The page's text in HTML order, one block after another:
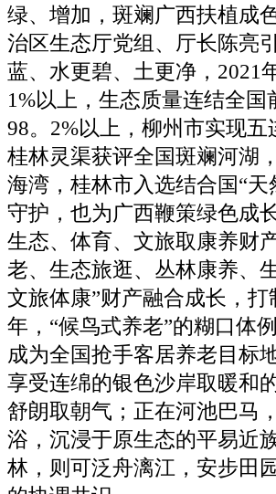
绿、增加，斑斓广西扶植成
治区生态厅党组、厅长陈亮
蓝、水更碧、土更净，2021
1%以上，生态质量连结全
98。2%以上，柳州市实现
桂林灵渠获评全国斑斓河湖
海湾，桂林市入选结合国“
守护，也为广西鞭策绿色成
生态、体育、文旅取康养财
老、生态旅逛、丛林康养、
文旅体康”财产融合成长，
年，“候鸟式养老”的糊口体
成为全国抢手客居养老目标
享受连绵的银色沙岸取暖和
舒朗取朝气；正在河池巴马
浴，沉浸于原生态的平易近
林，则可泛舟漓江，安步田